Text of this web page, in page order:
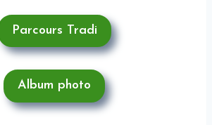
Parcours Tradi
Album photo